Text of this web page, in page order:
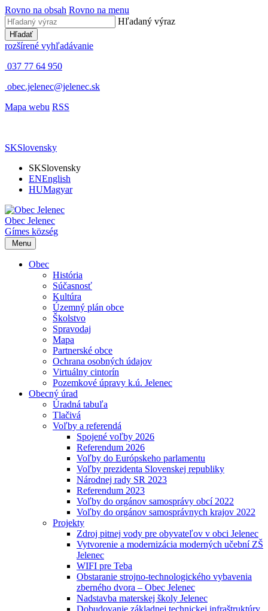
Rovno na obsah Rovno na menu
Hľadaný výraz
Hľadať
rozšírené vyhľadávanie
037 77 64 950
obec.jelenec@jelenec.sk
Mapa webu RSS
SKSlovensky
SKSlovensky
ENEnglish
HUMagyar
Obec Jelenec
Gímes község
Menu
Obec
História
Súčasnosť
Kultúra
Územný plán obce
Školstvo
Spravodaj
Mapa
Partnerské obce
Ochrana osobných údajov
Virtuálny cintorín
Pozemkové úpravy k.ú. Jelenec
Obecný úrad
Úradná tabuľa
Tlačivá
Voľby a referendá
Spojené voľby 2026
Referendum 2026
Voľby do Európskeho parlamentu
Voľby prezidenta Slovenskej republiky
Národnej rady SR 2023
Referendum 2023
Voľby do orgánov samosprávy obcí 2022
Voľby do orgánov samosprávnych krajov 2022
Projekty
Zdroj pitnej vody pre obyvateľov v obci Jelenec
Vytvorenie a modernizácia moderných učební ZŠ
Jelenec
WIFI pre Teba
Obstaranie strojno-technologického vybavenia
zberného dvora – Obec Jelenec
Nadstavba materskej školy Jelenec
Dobudovanie základnej technickej infraštruktúry